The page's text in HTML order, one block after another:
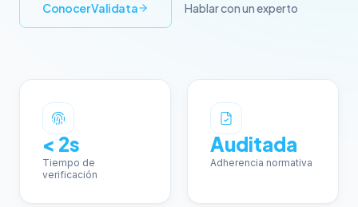
Conocer Validata Hablar con un experto
< 2s
Tiempo de
verificación
Auditada
Adherencia normativa